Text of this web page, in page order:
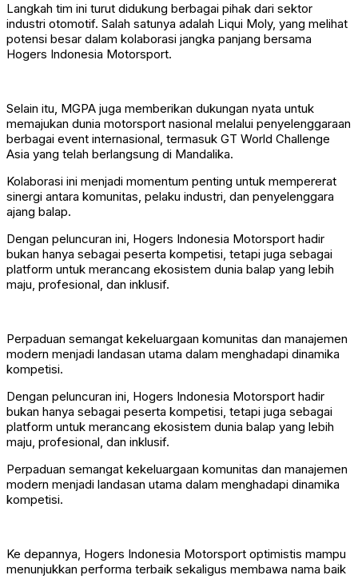
Langkah tim ini turut didukung berbagai pihak dari sektor
industri otomotif. Salah satunya adalah Liqui Moly, yang melihat
potensi besar dalam kolaborasi jangka panjang bersama
Hogers Indonesia Motorsport.
Selain itu, MGPA juga memberikan dukungan nyata untuk
memajukan dunia motorsport nasional melalui penyelenggaraan
berbagai event internasional, termasuk GT World Challenge
Asia yang telah berlangsung di Mandalika.
Kolaborasi ini menjadi momentum penting untuk mempererat
sinergi antara komunitas, pelaku industri, dan penyelenggara
ajang balap.
Dengan peluncuran ini, Hogers Indonesia Motorsport hadir
bukan hanya sebagai peserta kompetisi, tetapi juga sebagai
platform untuk merancang ekosistem dunia balap yang lebih
maju, profesional, dan inklusif.
Perpaduan semangat kekeluargaan komunitas dan manajemen
modern menjadi landasan utama dalam menghadapi dinamika
kompetisi.
Dengan peluncuran ini, Hogers Indonesia Motorsport hadir
bukan hanya sebagai peserta kompetisi, tetapi juga sebagai
platform untuk merancang ekosistem dunia balap yang lebih
maju, profesional, dan inklusif.
Perpaduan semangat kekeluargaan komunitas dan manajemen
modern menjadi landasan utama dalam menghadapi dinamika
kompetisi.
Ke depannya, Hogers Indonesia Motorsport optimistis mampu
menunjukkan performa terbaik sekaligus membawa nama baik